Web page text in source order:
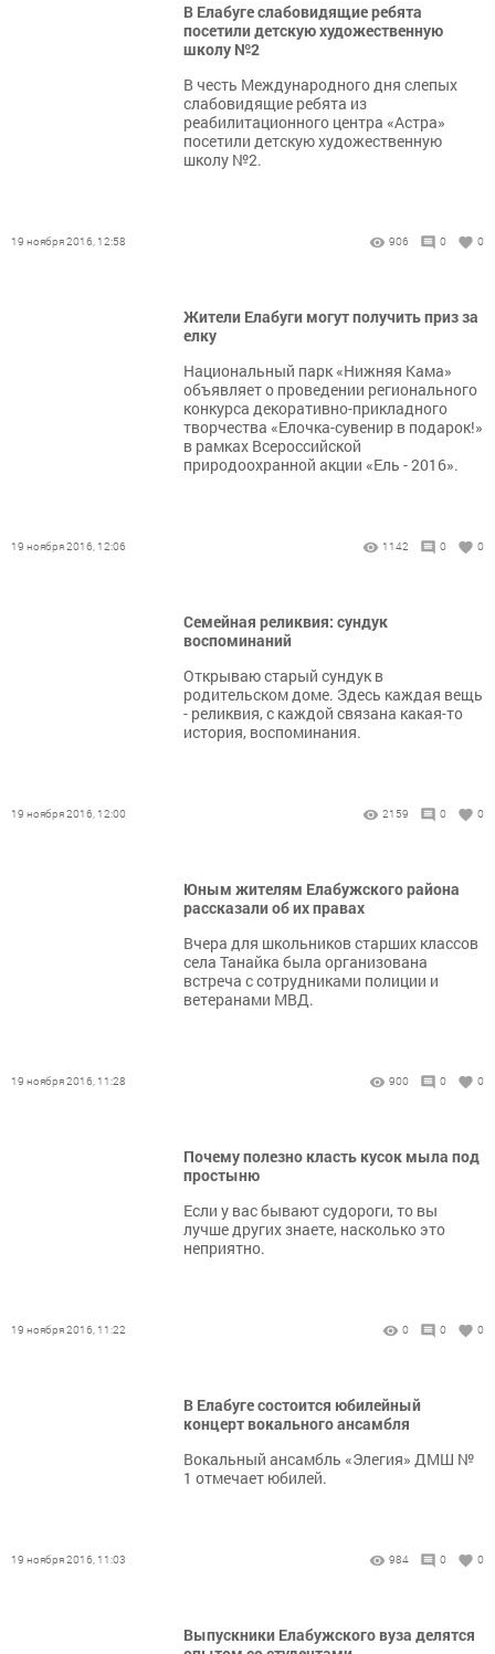
В Елабуге слабовидящие ребята
посетили детскую художественную
школу №2
В честь Международного дня слепых
слабовидящие ребята из
реабилитационного центра «Астра»
посетили детскую художественную
школу №2.
19 ноября 2016, 12:58 906 0 0
Жители Елабуги могут получить приз за
елку
Национальный парк «Нижняя Кама»
объявляет о проведении регионального
конкурса декоративно-прикладного
творчества «Елочка-сувенир в подарок!»
в рамках Всероссийской
природоохранной акции «Ель - 2016».
19 ноября 2016, 12:06 1142 0 0
Семейная реликвия: сундук
воспоминаний
Открываю старый сундук в
родительском доме. Здесь каждая вещь
- реликвия, с каждой связана какая-то
история, воспоминания.
19 ноября 2016, 12:00 2159 0 0
Юным жителям Елабужского района
рассказали об их правах
Вчера для школьников старших классов
села Танайка была организована
встреча с сотрудниками полиции и
ветеранами МВД.
19 ноября 2016, 11:28 900 0 0
Почему полезно класть кусок мыла под
простыню
Если у вас бывают судороги, то вы
лучше других знаете, насколько это
неприятно.
19 ноября 2016, 11:22 0 0 0
В Елабуге состоится юбилейный
концерт вокального ансамбля
Вокальный ансамбль «Элегия» ДМШ №
1 отмечает юбилей.
19 ноября 2016, 11:03 984 0 0
Выпускники Елабужского вуза делятся